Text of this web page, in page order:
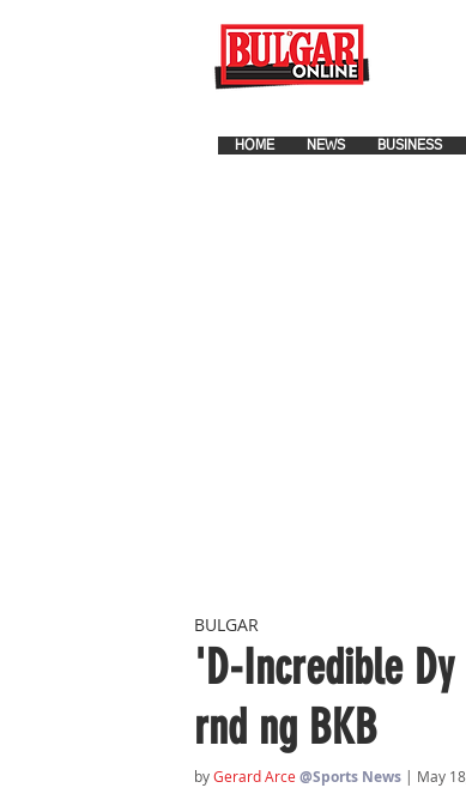
NEWS
HOME BUSINESS
'D-Incredible
rnd ng BKB
BULGAR
by Gerard Arce @Sports News | May